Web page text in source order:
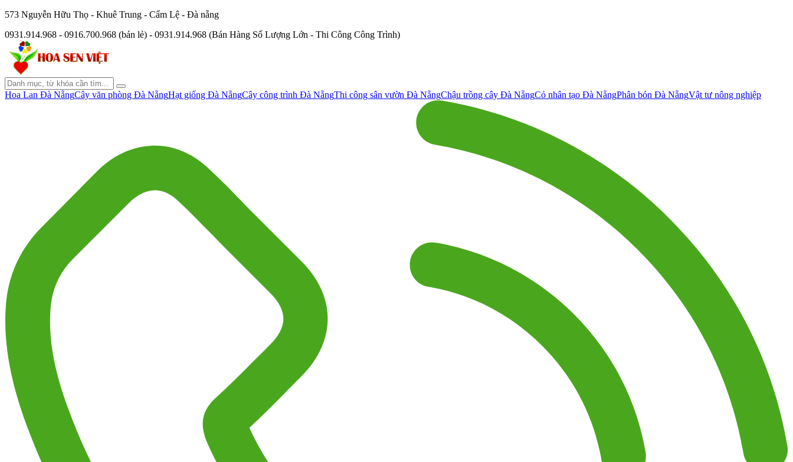
573 Nguyễn Hữu Thọ - Khuê Trung - Cẩm Lệ - Đà nẵng
0931.914.968 - 0916.700.968 (bán lẻ) - 0931.914.968 (Bán Hàng Số Lượng Lớn - Thi Công Công Trình)
Hoa Lan Đà NẵngCây văn phòng Đà NẵngHạt giống Đà NẵngCây công trình Đà NẵngThi công sân vườn Đà NẵngChậu trồng cây Đà NẵngCỏ nhân tạo Đà NẵngPhân bón Đà NẵngVật tư nông nghiệp